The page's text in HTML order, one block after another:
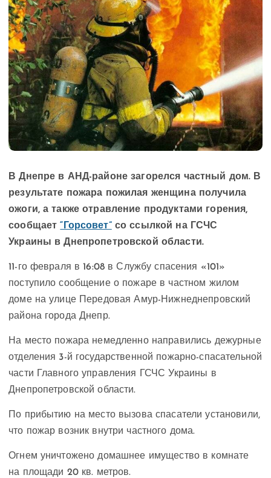
В Днепре в АНД-районе загорелся частный дом. В
результате пожара пожилая женщина получила
ожоги, а также отравление продуктами горения,
сообщает“Горсовет”со ссылкой на ГСЧС
Украины в Днепропетровской области.
11-го февраля в 16:08 в Службу спасения «101»
поступило сообщение о пожаре в частном жилом
доме на улице Передовая Амур-Нижнеднепровский
района города Днепр.
На место пожара немедленно направились дежурные
отделения 3-й государственной пожарно-спасательной
части Главного управления ГСЧС Украины в
Днепропетровской области.
По прибытию на место вызова спасатели установили,
что пожар возник внутри частного дома.
Огнем уничтожено домашнее имущество в комнате
на площади 20 кв. метров.